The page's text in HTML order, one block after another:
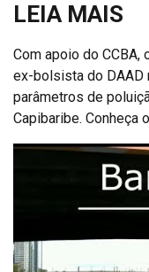
LEIA MAIS
Com apoio do CCBA,
ex-bolsista do DAAD
parâmetros de
Capibaribe. Conheça